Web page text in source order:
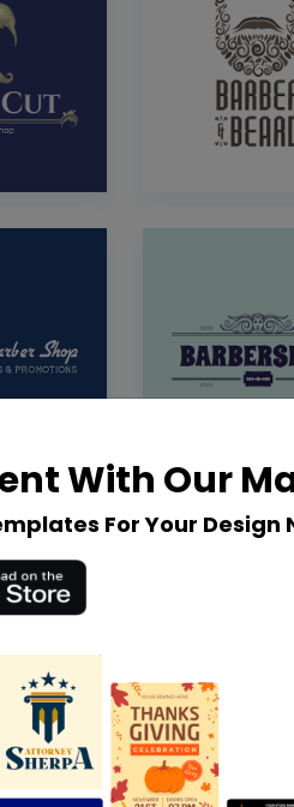
With Our
For Your Design